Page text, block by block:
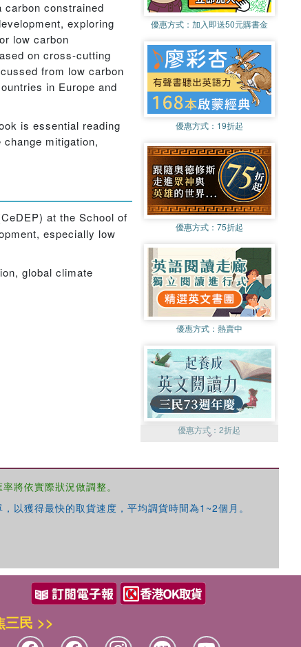
carbon constrained
exploring
low carbon
on cross-cutting
from low carbon
in Europe and
is essential reading
mitigation,
at the School of
especially low
global climate
優惠方式： 加入即送50元購書金
優惠方式： 19折起
優惠方式： 75折起
優惠方式： 熱賣中
優惠方式：2折起
將依實際狀況做調整。
以獲得最快的取貨速度，平均調貨時間為1~2個月。
三民 >>